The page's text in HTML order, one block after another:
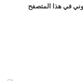
في هذا المتصفح